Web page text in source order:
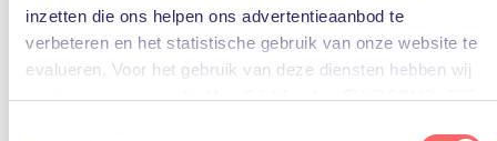
inzetten die ons helpen ons advertentieaanbod te
verbeteren en het statistische gebruik van onze website te
evalueren. Voor het gebruik van deze diensten hebben wij
uw toestemming nodig (Art. 6 lid 1 sub a EU-DSGVO, §25